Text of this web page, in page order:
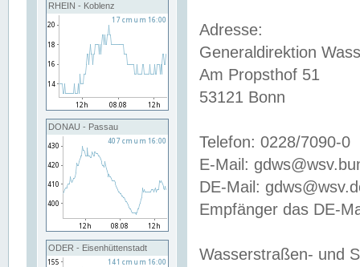
RHEIN - Koblenz
DONAU - Passau
ODER - Eisenhüttenstadt
Adresse:
Generaldirektion
Am Propsthof 51
53121 Bonn
Telefon: 0228/7090-0
E-Mail:
DE-Mail:
Empfänger das DE-
Wasserstraßen- und